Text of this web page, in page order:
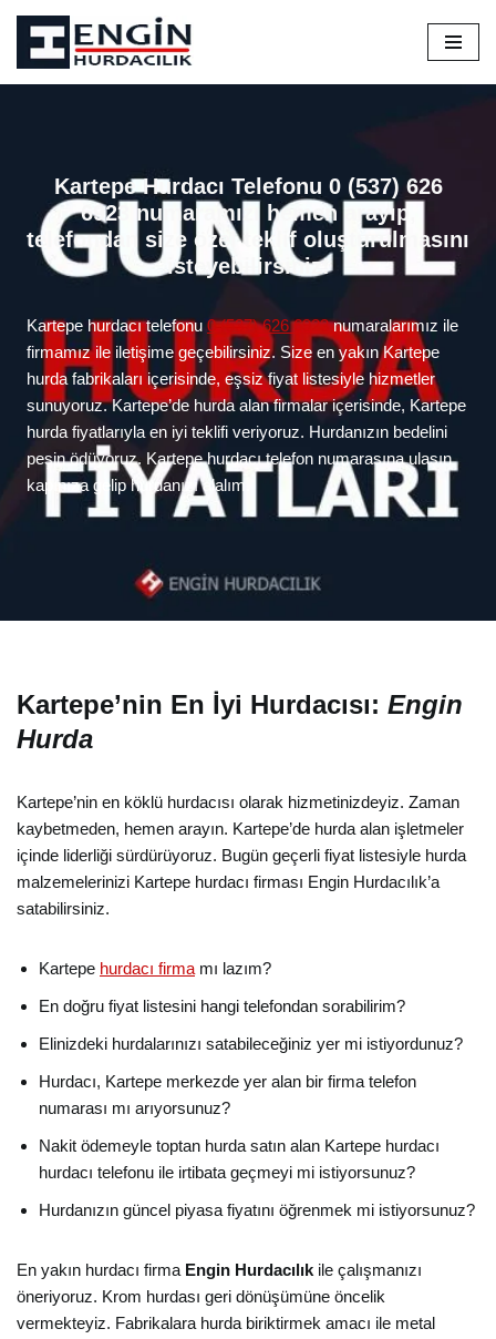
İçeriğe
geç
Kartepe Hurdacı Telefonu 0 (537) 626
6923 numaramızı hemen arayıp,
telefondan size özel teklif oluşturulmasını
isteyebilirsiniz!
Kartepe hurdacı telefonu0 (537) 626 6923numaralarımız ile
firmamız ile iletişime geçebilirsiniz. Size en yakın Kartepe
hurda fabrikaları içerisinde, eşsiz fiyat listesiyle hizmetler
sunuyoruz. Kartepe’de hurda alan firmalar içerisinde, Kartepe
hurda fiyatlarıyla en iyi teklifi veriyoruz. Hurdanızın bedelini
peşin ödüyoruz. Kartepe hurdacı telefon numarasına ulaşın
kapınıza gelip hurdanızı alalım.
Kartepe’nin En İyi Hurdacısı: Engin
Hurda
Kartepe’nin en köklü hurdacısı olarak hizmetinizdeyiz. Zaman
kaybetmeden, hemen arayın. Kartepe’de hurda alan işletmeler
içinde liderliği sürdürüyoruz. Bugün geçerli fiyat listesiyle hurda
malzemelerinizi Kartepe hurdacı firması Engin Hurdacılık’a
satabilirsiniz.
Kartepe hurdacı firma mı lazım?
En doğru fiyat listesini hangi telefondan sorabilirim?
Elinizdeki hurdalarınızı satabileceğiniz yer mi istiyordunuz?
Hurdacı, Kartepe merkezde yer alan bir firma telefon
numarası mı arıyorsunuz?
Nakit ödemeyle toptan hurda satın alan Kartepe hurdacı
hurdacı telefonu ile irtibata geçmeyi mi istiyorsunuz?
Hurdanızın güncel piyasa fiyatını öğrenmek mi istiyorsunuz?
En yakın hurdacı firma Engin Hurdacılık ile çalışmanızı
öneriyoruz. Krom hurdası geri dönüşümüne öncelik
vermekteyiz. Fabrikalara hurda biriktirmek amacı ile metal